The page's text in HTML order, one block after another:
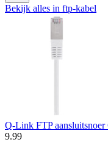
Bekijk alles in ftp-kabel
Q-Link FTP
9.99